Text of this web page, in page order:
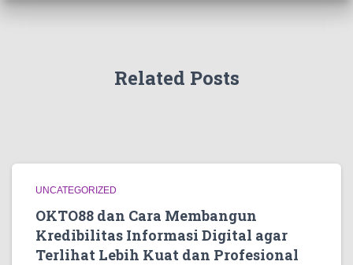
Related Posts
UNCATEGORIZED
OKTO88 dan Cara Membangun
Kredibilitas Informasi Digital agar
Terlihat Lebih Kuat dan Profesional